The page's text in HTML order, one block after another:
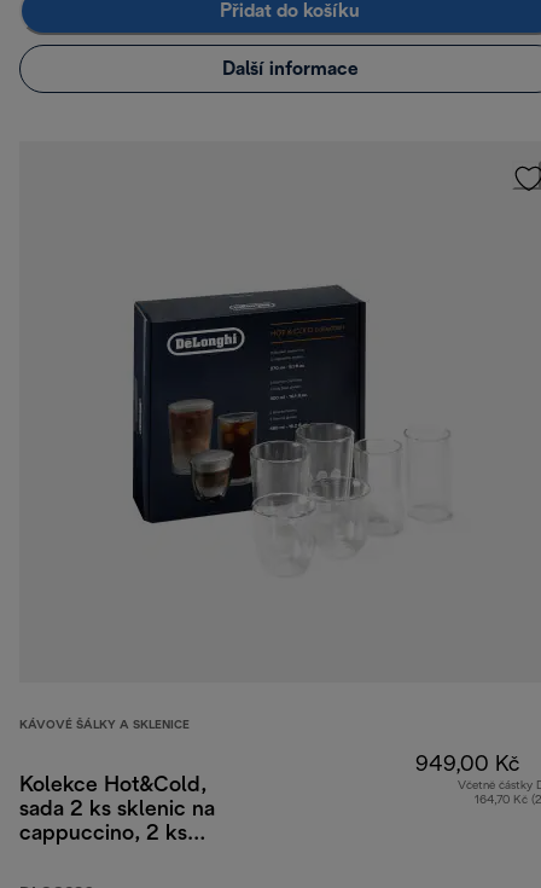
Přidat do košíku
Další informace
KÁVOVÉ ŠÁLKY A SKLENICE
Kolekce Hot&Cold,
sada 2 ks sklenic na
cappuccino, 2 ks
nápoje, 2 ks
949,00 Kč
Včetně částky
164,70 Kč